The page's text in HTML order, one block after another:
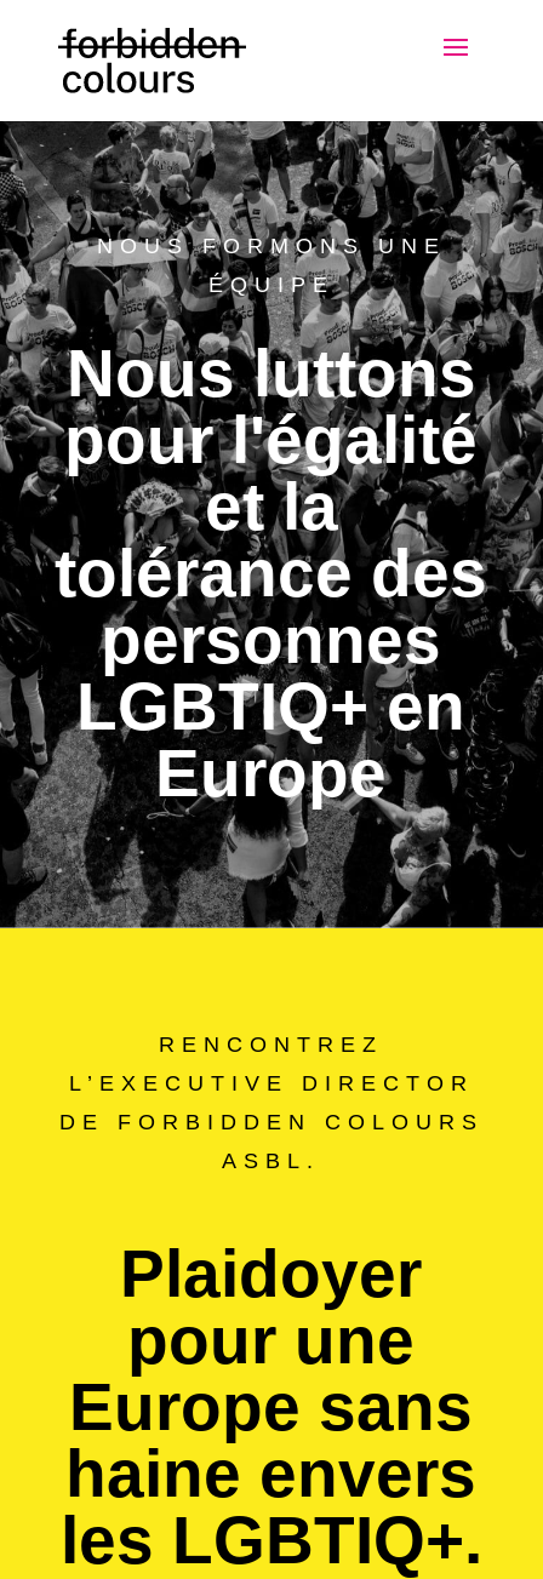
NOUS FORMONS UNE
ÉQUIPE
Nous luttons
pour l'égalité
et la
tolérance des
personnes
LGBTIQ+ en
Europe
RENCONTREZ
L’EXECUTIVE DIRECTOR
DE FORBIDDEN COLOURS
ASBL.
Plaidoyer
pour une
Europe sans
haine envers
les LGBTIQ+.